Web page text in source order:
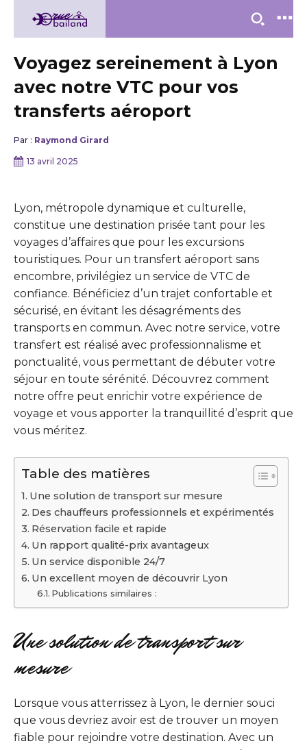
Voyagez sereinement à Lyon
avec notre VTC pour vos
transferts aéroport
Par : Raymond Girard
13 avril 2025
Lyon, métropole dynamique et culturelle,
constitue une destination prisée tant pour les
voyages d’affaires que pour les excursions
touristiques. Pour un transfert aéroport sans
encombre, privilégiez un service de VTC de
confiance. Bénéficiez d’un trajet confortable et
sécurisé, en évitant les désagréments des
transports en commun. Avec notre service, votre
transfert est réalisé avec professionnalisme et
ponctualité, vous permettant de débuter votre
séjour en toute sérénité. Découvrez comment
notre offre peut enrichir votre expérience de
voyage et vous apporter la tranquillité d’esprit que
vous méritez.
Table des matières
Une solution de transport sur mesure
Des chauffeurs professionnels et expérimentés
Réservation facile et rapide
Un rapport qualité-prix avantageux
Un service disponible 24/7
Un excellent moyen de découvrir Lyon
Publications similaires :
Une solution de transport sur
mesure
Lorsque vous atterrissez à Lyon, le dernier souci
que vous devriez avoir est de trouver un moyen
fiable pour rejoindre votre destination. Avec un